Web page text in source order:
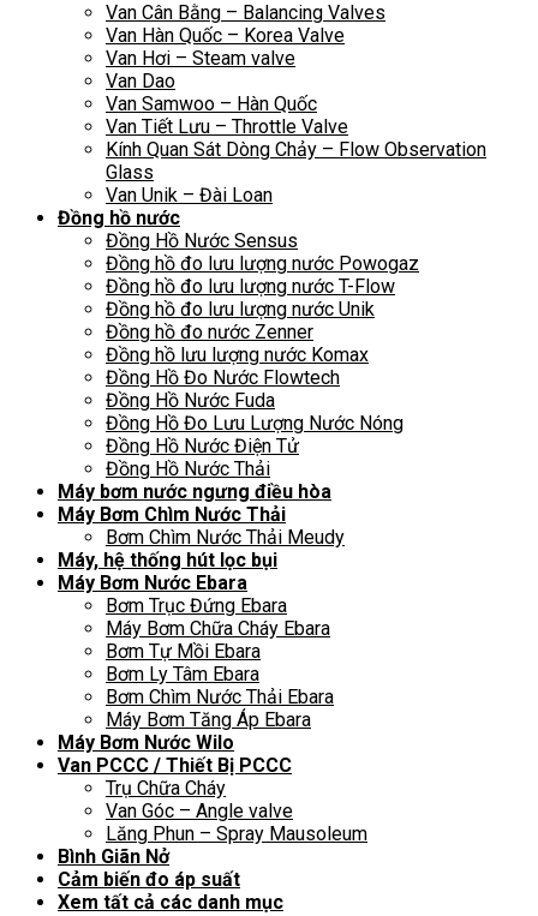
Van Cân Bằng – Balancing Valves
Van Hàn Quốc – Korea Valve
Van Hơi – Steam valve
Van Dao
Van Samwoo – Hàn Quốc
Van Tiết Lưu – Throttle Valve
Kính Quan Sát Dòng Chảy – Flow Observation
Glass
Van Unik – Đài Loan
Đồng hồ nước
Đồng Hồ Nước Sensus
Đồng hồ đo lưu lượng nước Powogaz
Đồng hồ đo lưu lượng nước T-Flow
Đồng hồ đo lưu lượng nước Unik
Đồng hồ đo nước Zenner
Đồng hồ lưu lượng nước Komax
Đồng Hồ Đo Nước Flowtech
Đồng Hồ Nước Fuda
Đồng Hồ Đo Lưu Lượng Nước Nóng
Đồng Hồ Nước Điện Tử
Đồng Hồ Nước Thải
Máy bơm nước ngưng điều hòa
Máy Bơm Chìm Nước Thải
Bơm Chìm Nước Thải Meudy
Máy, hệ thống hút lọc bụi
Máy Bơm Nước Ebara
Bơm Trục Đứng Ebara
Máy Bơm Chữa Cháy Ebara
Bơm Tự Mồi Ebara
Bơm Ly Tâm Ebara
Bơm Chìm Nước Thải Ebara
Máy Bơm Tăng Áp Ebara
Máy Bơm Nước Wilo
Van PCCC / Thiết Bị PCCC
Trụ Chữa Cháy
Van Góc – Angle valve
Lăng Phun – Spray Mausoleum
Bình Giãn Nở
Cảm biến đo áp suất
Xem tất cả các danh mục